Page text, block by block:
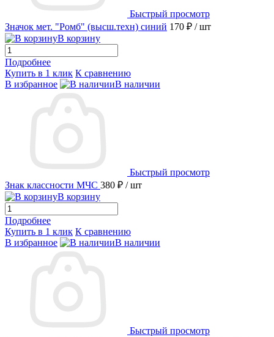
Быстрый просмотр
Значок мет. "Ромб" (высш.техн) синий 170 ₽ / шт
В корзину
Подробнее
Купить в 1 клик К сравнению
В избранное
В наличии
Быстрый просмотр
Знак классности МЧС 380 ₽ / шт
В корзину
Подробнее
Купить в 1 клик К сравнению
В избранное
В наличии
Быстрый просмотр